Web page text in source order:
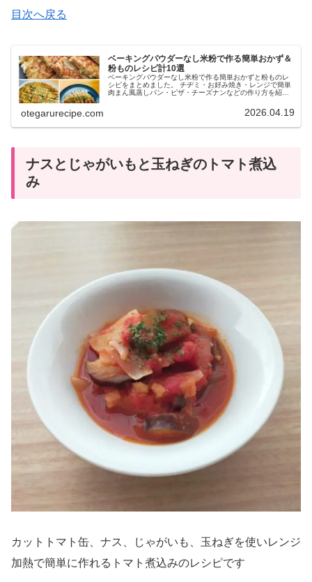
目次へ戻る
ベーキングパウダーなし米粉で作る簡単おかず＆
粉ものレシピ計10選
ベーキングパウダーなし米粉で作る簡単おかずと粉ものレ
シピをまとめました。 チヂミ・お好み焼き・レンジで簡単
肉まん風蒸しパン・ピザ・チーズナンなどの作り方を紹介
otegarurecipe.com 2026.04.19
ナスとじゃがいもと玉ねぎのトマト煮込
み
カットトマト缶、ナス、じゃがいも、玉ねぎを使いレンジ
加熱で簡単に作れるトマト煮込みのレシピです